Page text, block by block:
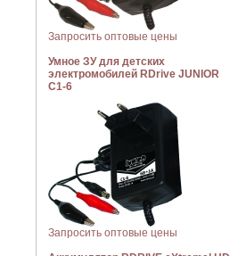
Запросить оптовые цены
Умное ЗУ для детских
электромобилей RDrive JUNIOR
C1-6
Запросить оптовые цены